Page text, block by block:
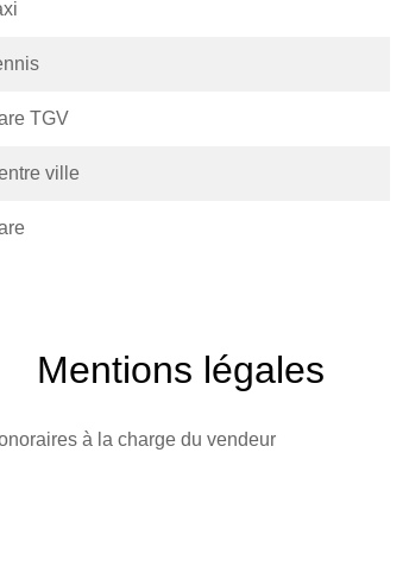
TGV
ville
Mentions légales
à la charge du vendeur